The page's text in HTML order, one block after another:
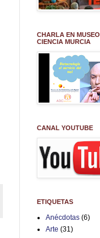
CHARLA EN MUSEO
CIENCIA MURCIA
CANAL YOUTUBE
ETIQUETAS
Anécdotas (6)
Arte (31)